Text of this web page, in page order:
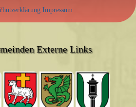
Externe Links
Impressum